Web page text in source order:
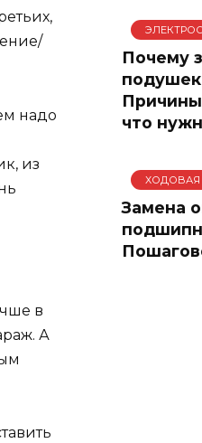
надо
из
в
А
Почему
подушек
что
ХОДОВАЯ
Замена